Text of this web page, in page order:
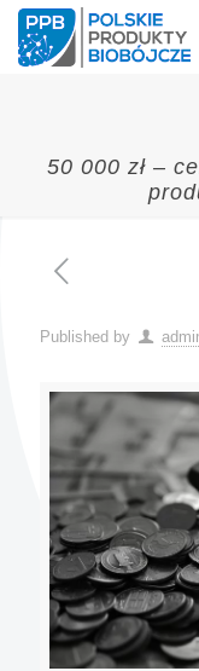
50 000 zł –
Published by